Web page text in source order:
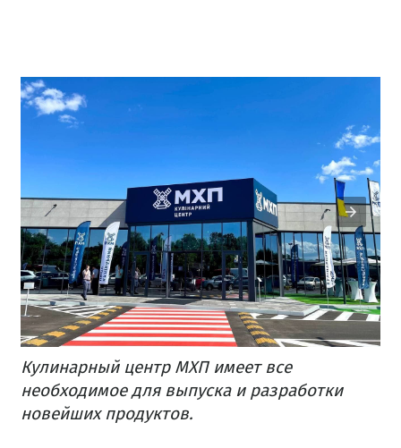
Кулинарный центр МХП имеет все
необходимое для выпуска и разработки
новейших продуктов.